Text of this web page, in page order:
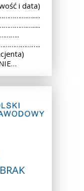
i data)